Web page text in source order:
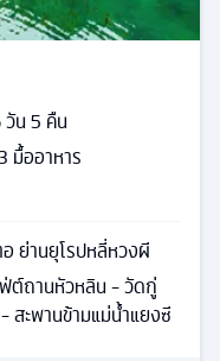
วัน5 คืน
มื้ออาหาร
ย่านยุโรปหลี่หวงผี
ฟ่ต์ถานหัวหลิน - วัดกู่
สะพานข้ามแม่น้ำแยงซี